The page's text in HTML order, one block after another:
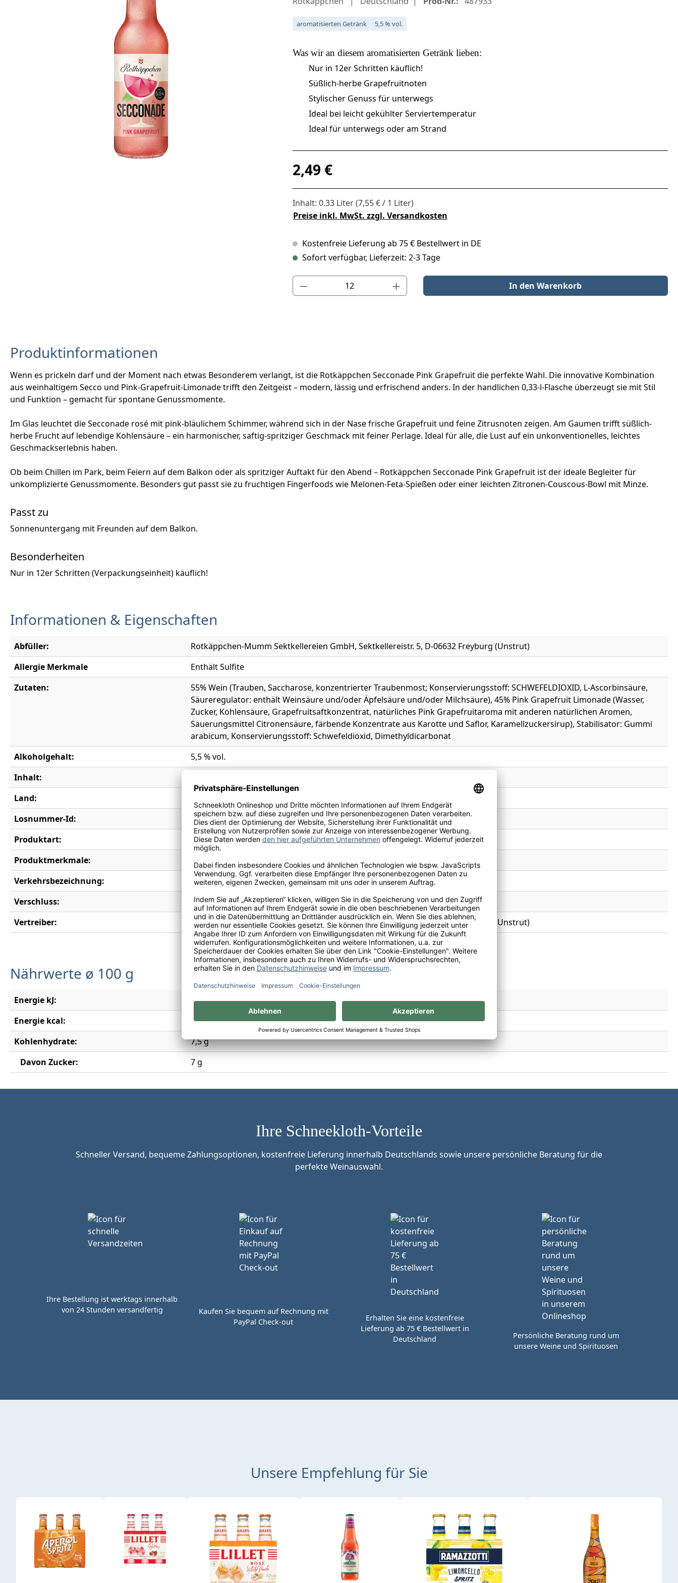
aromatisierten Getränk 5,5 % vol.
Was wir an diesem aromatisierten Getränk lieben:
Nur in 12er Schritten käuflich!
Süßlich-herbe Grapefruitnoten
Stylischer Genuss für unterwegs
Ideal bei leicht gekühlter Serviertemperatur
Ideal für unterwegs oder am Strand
Regulärer Preis:
2,49 €
Inhalt: 0.33 Liter(7,55 € / 1 Liter)
Preise inkl. MwSt. zzgl. Versandkosten
Kostenfreie Lieferung ab 75 € Bestellwert in DE
Sofort verfügbar, Lieferzeit: 2-3 Tage
Produkt Anzahl: Gib den gewünschten Wert ein oder benutze die Schaltflächen um die Anzahl zu erhöhen oder zu
In den Warenkorb
Produktinformationen
Wenn es prickeln darf und der Moment nach etwas Besonderem verlangt, ist die Rotkäppchen Secconade Pink Grapefruit die perfekte Wahl. Die innovative Kombination
aus weinhaltigem Secco und Pink-Grapefruit-Limonade trifft den Zeitgeist – modern, lässig und erfrischend anders. In der handlichen 0,33-l-Flasche überzeugt sie mit Stil
und Funktion – gemacht für spontane Genussmomente.
Im Glas leuchtet die Secconade rosé mit pink-bläulichem Schimmer, während sich in der Nase frische Grapefruit und feine Zitrusnoten zeigen. Am Gaumen trifft süßlich-
herbe Frucht auf lebendige Kohlensäure – ein harmonischer, saftig-spritziger Geschmack mit feiner Perlage. Ideal für alle, die Lust auf ein unkonventionelles, leichtes
Geschmackserlebnis haben.
Ob beim Chillen im Park, beim Feiern auf dem Balkon oder als spritziger Auftakt für den Abend – Rotkäppchen Secconade Pink Grapefruit ist der ideale Begleiter für
unkomplizierte Genussmomente. Besonders gut passt sie zu fruchtigen Fingerfoods wie Melonen-Feta-Spießen oder einer leichten Zitronen-Couscous-Bowl mit Minze.
Passt zu
Sonnenuntergang mit Freunden auf dem Balkon.
Besonderheiten
Nur in 12er Schritten (Verpackungseinheit) käuflich!
Informationen & Eigenschaften
Abfüller:
Rotkäppchen-Mumm Sektkellereien GmbH, Sektkellereistr. 5, D-06632 Freyburg (Unstrut)
Allergie Merkmale
Enthält Sulfite
Zutaten:
55% Wein (Trauben, Saccharose, konzentrierter Traubenmost; Konservierungsstoff: SCHWEFELDIOXID, L-Ascorbinsäure,
Säureregulator: enthält Weinsäure und/oder Äpfelsäure und/oder Milchsäure), 45% Pink Grapefruit Limonade (Wasser,
Zucker, Kohlensäure, Grapefruitsaftkonzentrat, natürliches Pink Grapefruitaroma mit anderen natürlichen Aromen,
Säuerungsmittel Citronensäure, färbende Konzentrate aus Karotte und Saflor, Karamellzuckersirup), Stabilisator: Gummi
arabicum, Konservierungsstoff: Schwefeldioxid, Dimethyldicarbonat
Alkoholgehalt:
5,5 % vol.
Inhalt:
Land:
Losnummer-Id:
20332
Produktart:
aromatisierten Getränk
Produktmerkmale:
Vegan
Verkehrsbezeichnung:
Aromatisiertes weinhaltiges Getränk mit 45% Pink-Grapefruit-Limonade, Vegan
Verschluss:
Kronkorken
Vertreiber:
Rotkäppchen-Mumm Sektkellereien GmbH, Sektkellereistr. 5, D-06632 Freyburg (Unstrut)
Nährwerte ø 100 g
Energie kJ:
258 kJ
Energie kcal:
62 kcal
Kohlenhydrate:
7,5 g
Davon Zucker:
7 g
Ihre Schneekloth-Vorteile
Schneller Versand, bequeme Zahlungsoptionen, kostenfreie Lieferung innerhalb Deutschlands sowie unsere persönliche Beratung für die
perfekte Weinauswahl.
Ihre Bestellung ist werktags innerhalb
von 24 Stunden versandfertig
Kaufen Sie bequem auf Rechnung mit
PayPal Check-out
Erhalten Sie eine kostenfreie
Lieferung ab 75 € Bestellwert in
Deutschland
Persönliche Beratung rund um
unsere Weine und Spirituosen
Unsere Empfehlung für Sie
Produktgalerie überspringen